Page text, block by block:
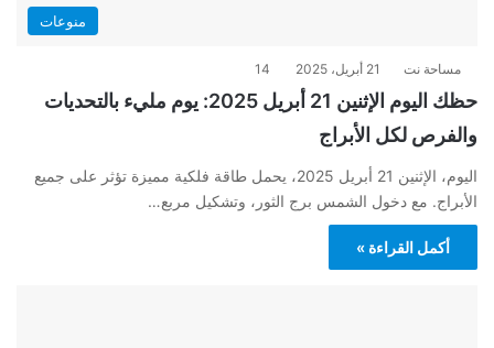
منوعات
مساحة نت 21 أبريل، 2025 14
حظك اليوم الإثنين 21 أبريل 2025: يوم مليء بالتحديات
والفرص لكل الأبراج
اليوم، الإثنين 21 أبريل 2025، يحمل طاقة فلكية مميزة تؤثر على جميع
الأبراج. مع دخول الشمس برج الثور، وتشكيل مربع…
أكمل القراءة »